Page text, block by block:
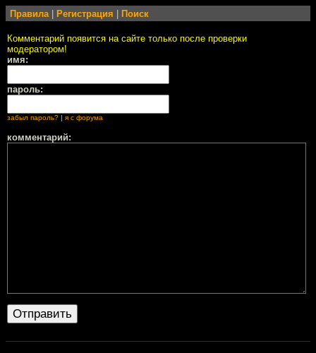
Правила Регистрация Поиск
Комментарий появится на сайте только после проверки
модератором!
имя:
пароль:
забыл пароль? | я с форума
комментарий: